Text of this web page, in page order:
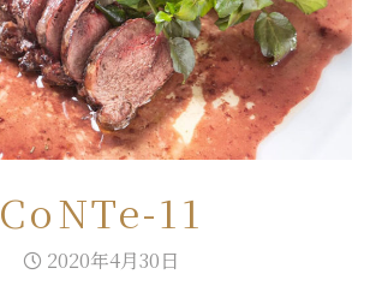
CoNTe-11
2020年4月30日